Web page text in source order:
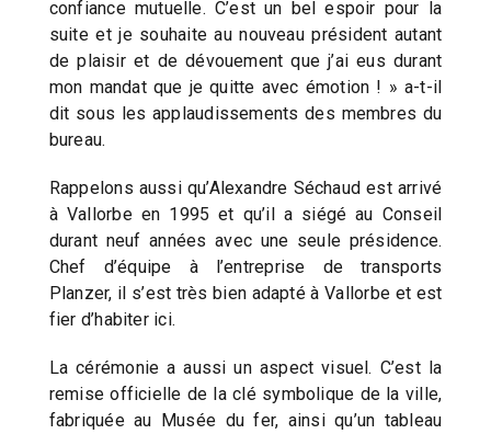
confiance mutuelle. C’est un bel espoir pour la
suite et je souhaite au nouveau président autant
de plaisir et de dévouement que j’ai eus durant
mon mandat que je quitte avec émotion ! » a-t-il
dit sous les applaudissements des membres du
bureau.
Rappelons aussi qu’Alexandre Séchaud est arrivé
à Vallorbe en 1995 et qu’il a siégé au Conseil
durant neuf années avec une seule présidence.
Chef d’équipe à l’entreprise de transports
Planzer, il s’est très bien adapté à Vallorbe et est
fier d’habiter ici.
La cérémonie a aussi un aspect visuel. C’est la
remise officielle de la clé symbolique de la ville,
fabriquée au Musée du fer, ainsi qu’un tableau